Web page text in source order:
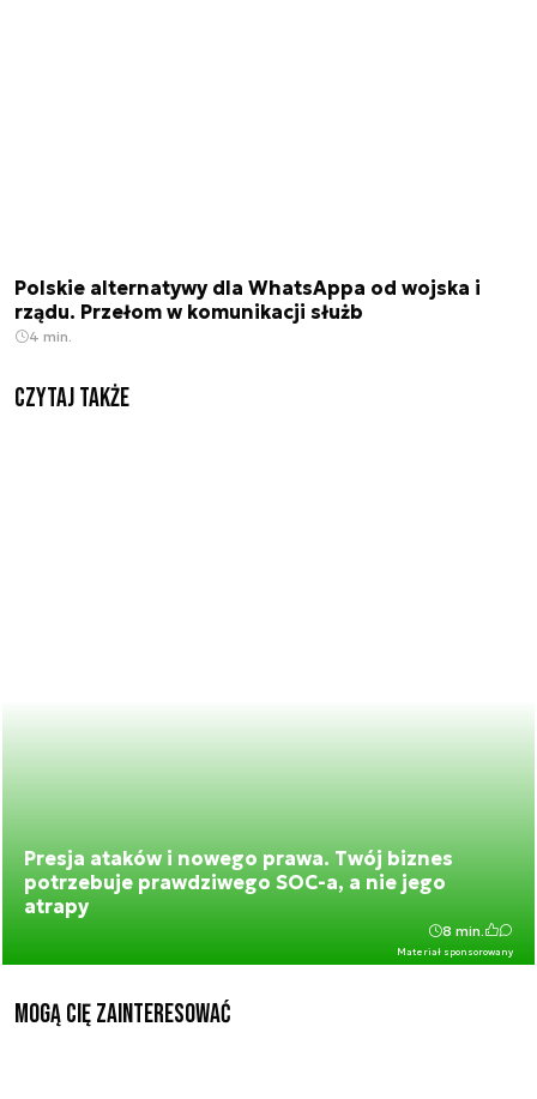
Polskie alternatywy dla WhatsAppa od wojska i
rządu. Przełom w komunikacji służb
4 min.
Czytaj także
Presja ataków i nowego prawa. Twój biznes
potrzebuje prawdziwego SOC-a, a nie jego
atrapy
Materiał sponsorowany
8 min.
Mogą Cię zainteresować